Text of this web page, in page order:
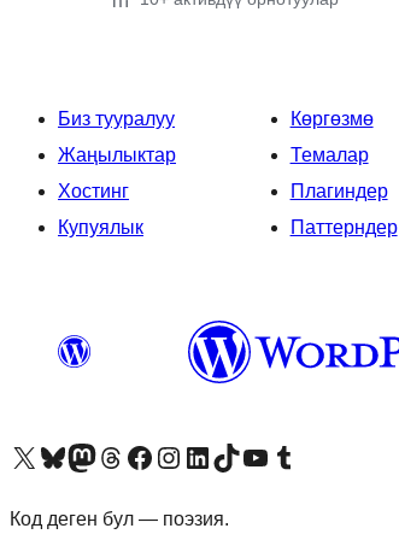
Биз тууралуу
Жаңылыктар
Хостинг
Купуялык
Көргөзмө
Темалар
Плагиндер
Паттерндер
Visit our X (formerly Twitter) account
Visit our Bluesky account
Биздин Mastodon түрмөгүбүзгө баш багыңыз
Visit our Threads account
Биздин Facebook баракчабызга кириңиз
Биздин Instagram баракчабызга баш багыңыз
Биздин LinkedIn баракчабызга баш багыңыз
Visit our TikTok account
Visit our YouTube channel
Visit our Tumblr account
Код деген бул — поэзия.